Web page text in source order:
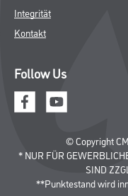
Integrität
Kontakt
Follow Us
© Copyright
* NUR FÜR
SIND
**Punktestand wird